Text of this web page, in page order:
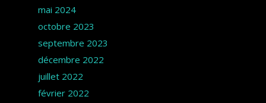
mai 2024
octobre 2023
septembre 2023
décembre 2022
juillet 2022
février 2022